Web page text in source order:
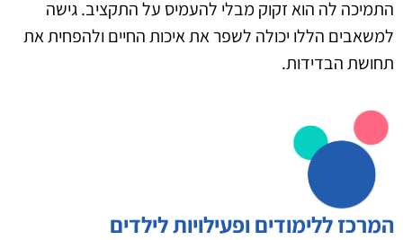
התמיכה לה הוא זקוק מבלי להעמיס על התקציב. גישה
למשאבים הללו יכולה לשפר את איכות החיים ולהפחית את
תחושת הבדידות.
המרכז ללימודים ופעילויות לילדים